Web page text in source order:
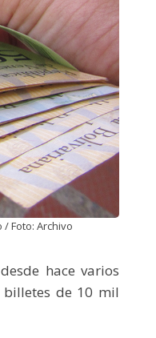
/ Foto: Archivo
hace varios
billetes de 10 mil